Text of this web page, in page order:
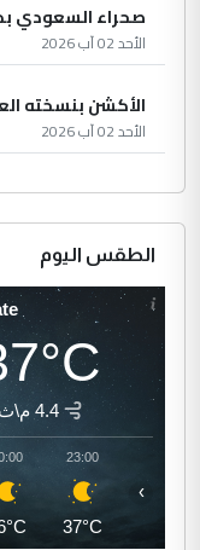
صحراء السعودي
الأحد 02 آب 2026
الأكشن بنسخته
الأحد 02 آب 2026
الطقس اليوم
4.4 م\ث
23:00
37°C
›